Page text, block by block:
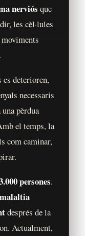
nerviós que
les cèl·lules
es deterioren,
necessaris
pèrdua
el temps, la
com caminar,
persones.
després de la
Actualment,